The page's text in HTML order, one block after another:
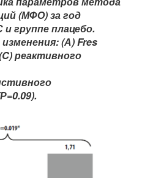
(МФО) за год
группе плацебо.
(А) Fres
реактивного